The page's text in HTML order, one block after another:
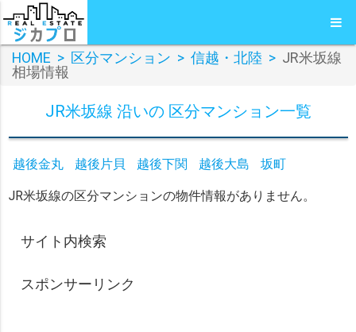
HOME > 区分マンション > 信越・北陸 > JR米坂線
相場情報
JR米坂線 沿いの 区分マンション一覧
越後金丸 越後片貝 越後下関 越後大島
坂町
JR米坂線の区分マンションの物件情報がありません。
サイト内検索
スポンサーリンク